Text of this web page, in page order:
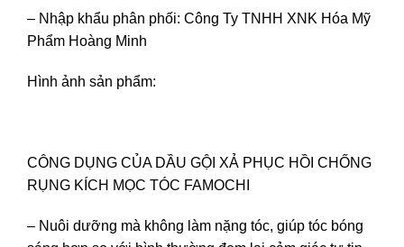
– Nhập khẩu phân phối: Công Ty TNHH XNK Hóa Mỹ
Phẩm Hoàng Minh
Hình ảnh sản phẩm:
CÔNG DỤNG CỦA DẦU GỘI XẢ PHỤC HỒI CHỐNG
RỤNG KÍCH MỌC TÓC FAMOCHI
– Nuôi dưỡng mà không làm nặng tóc, giúp tóc bóng